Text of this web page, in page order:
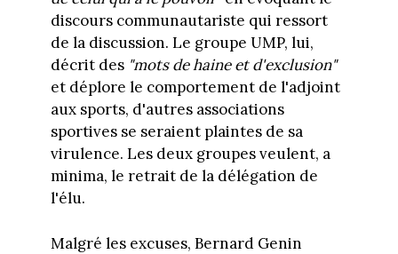
discours communautariste qui ressort
de la discussion. Le groupe UMP, lui,
décrit des "mots de haine et d'exclusion"
et déplore le comportement de l'adjoint
aux sports, d'autres associations
sportives se seraient plaintes de sa
virulence. Les deux groupes veulent, a
minima, le retrait de la délégation de
l'élu.
Malgré les excuses, Bernard Genin